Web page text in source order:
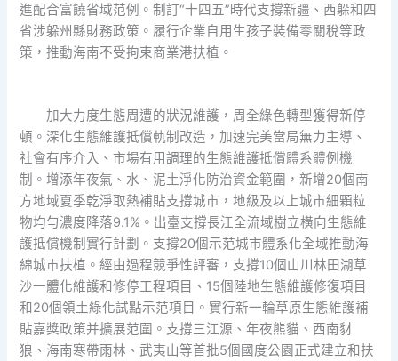
進配合富饒省域范例。制訂“十四五”時代支撐新疆、西躲和四
省涉躲州縣財務政策。履行企業自用生孩子裝備零關稅等政
策，推動海南不受拘束商業港扶植。
加大力度生態周遭的狀況維護，周全綠色轉型獲得新停
頓。深化生態維護抵償軌制改造，加速完美當局無力主導、
社會有序介入、市場有用調理的生態維護抵償體系體例機
制。增添年夜氣、水、泥土淨化防治資金範圍，新增20個南
方地域夏季乾淨取熱補貼支撐城市，地級及以上城市細顆粒
物均勻濃度降落9.1%。出臺支撐長江全流域樹立橫向生態維
護抵償機制實行計劃。支撐20個示范城市體系化全域推動海
綿城市扶植。經由過程競爭性評審，支撐10個山川林田湖草
沙一體化維護和修停工程項目、15個陸地生態維護修復項目
和20個領土綠化試點示范項目。實行新一輪草原生態維護補
貼嘉獎政策并擴展范圍。支撐三江源、年夜熊貓、西南豺
狼、海南寒帶雨林、武夷山等首批5個國度公園正式建立和扶